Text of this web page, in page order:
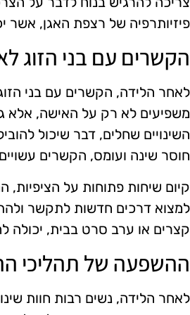
פיזיותרפיה של רצפת האגן, אשר
הקשרים עם בני הזוג
לאחר הלידה, הקשרים עם בני הזוג
משפיעים לא רק על האישה, אלא
השינויים שחלים, דבר שיכול
חוסר שינה ועומס, הקשרים
קיום שיחות פתוחות על
למצוא דרכים חדשות לתקשר
קצרים או ערב סרט בבית,
ההשפעה של תהליכי
לאחר הלידה, נשים רבות חוות